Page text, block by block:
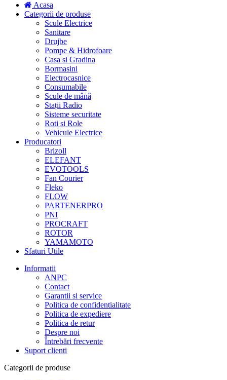
Acasa
Categorii de produse
Scule Electrice
Sanitare
Drujbe
Pompe & Hidrofoare
Casa si Gradina
Bormasini
Electrocasnice
Consumabile
Scule de mână
Stații Radio
Sisteme securitate
Roti si Role
Vehicule Electrice
Producatori
Brizoll
ELEFANT
EVOTOOLS
Fan Courier
Fleko
FLOW
PARTENERPRO
PNI
PROCRAFT
ROTOR
YAMAMOTO
Sfaturi Utile
Informatii
ANPC
Contact
Garantii si service
Politica de confidentialitate
Politica de expediere
Politica de retur
Despre noi
Întrebări frecvente
Suport clienti
Categorii de produse